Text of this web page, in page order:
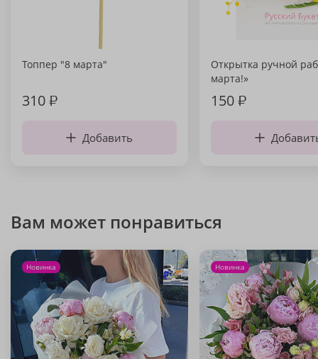
Топпер "8 марта"
310₽
Добавить
Открытка ручной
марта!»
150₽
Вам может понравиться
Новинка Новинка